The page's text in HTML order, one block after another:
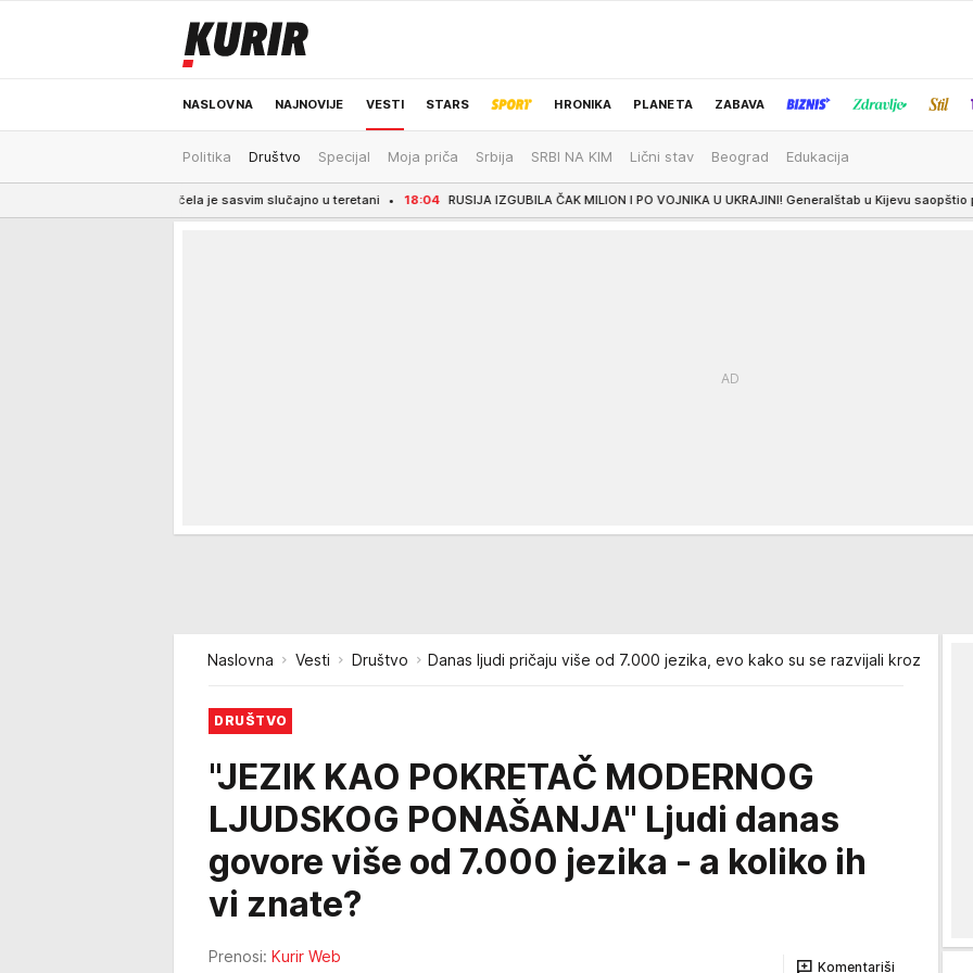
NASLOVNA NAJNOVIJE VESTI STARS HRONIKA PLANETA ZABAVA
ODRŽIVA BUDUĆNOST REGION NEWS IZBOR UREDNIKA
Politika Društvo Specijal Moja priča Srbija SRBI NA KIM Lični stav Beograd Edukacija
počela je sasvim slučajno u teretani 18:04 RUSIJA IZGUBILA ČAK MILION I PO VOJNIKA U UKRAJINI! Generalštab u Kijevu saopštio podatke i o
Naslovna Vesti Društvo Danas ljudi pričaju više od 7.000 jezika, evo kako su se razvijali kroz
DRUŠTVO
"JEZIK KAO POKRETAČ MODERNOG
LJUDSKOG PONAŠANJA" Ljudi danas
govore više od 7.000 jezika - a koliko ih
vi znate?
Prenosi: Kurir Web
Komentariši